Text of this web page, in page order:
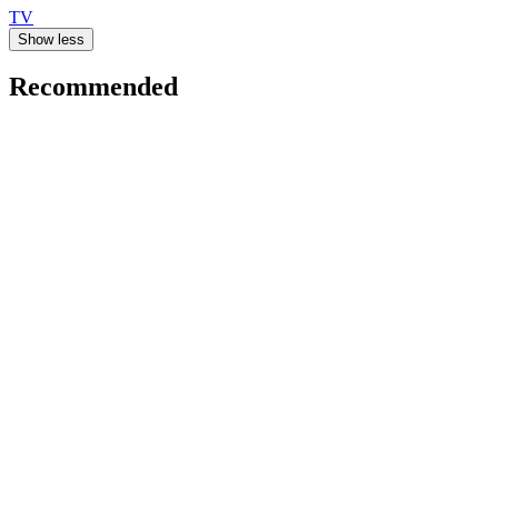
TV
Show less
Recommended